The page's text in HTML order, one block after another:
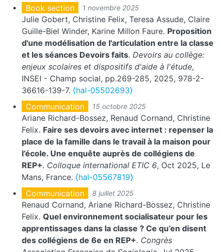
Book section
1 novembre 2025
Julie Gobert, Christine Felix, Teresa Assude, Claire
Guille-Biel Winder, Karine Millon Faure. Proposition
d'une modélisation de l'articulation entre la classe
et les séances Devoirs faits. Devoirs au collège:
enjeux scolaires et dispositifs d'aide à l'étude,
INSEI - Champ social, pp.269-285, 2025, 978-2-
36616-139-7. ⟨hal-05502693⟩
Communication
15 octobre 2025
Ariane Richard-Bossez, Renaud Cornand, Christine
Felix. Faire ses devoirs avec internet : repenser la
place de la famille dans le travail à la maison pour
l’école. Une enquête auprès de collégiens de
REP+. Colloque international ETIC 6, Oct 2025, Le
Mans, France. ⟨hal-05567819⟩
Communication
8 juillet 2025
Renaud Cornand, Ariane Richard-Bossez, Christine
Felix. Quel environnement socialisateur pour les
apprentissages dans la classe ? Ce qu’en disent
des collégiens de 6e en REP+. Congrès